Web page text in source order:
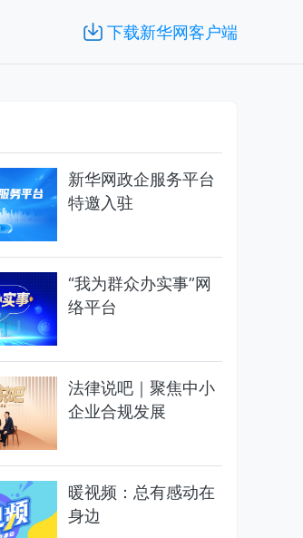
下载新华网客户端
新华网政企服务平台
特邀入驻
“我为群众办实事”网
络平台
法律说吧｜聚焦中小
企业合规发展
暖视频：总有感动在
身边